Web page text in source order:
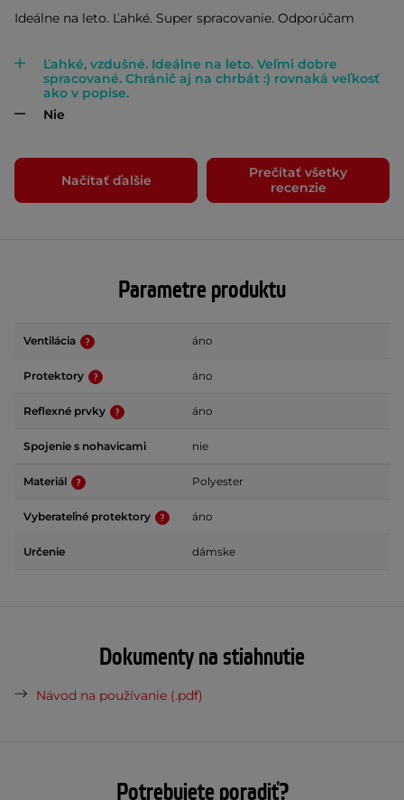
Ideálne na leto. Ľahké. Super spracovanie. Odporúčam
Ľahké, vzdušné. Ideálne na leto. Veľmi dobre
spracované. Chránič aj na chrbát :) rovnaká veľkosť
ako v popise.
Nie
Načítať ďalšie
Prečítať všetky
recenzie
Parametre produktu
Ventilácia áno
Protektory áno
Reflexné prvky áno
Spojenie s nohavicami nie
Materiál Polyester
Vyberateľné protektory áno
Určenie dámske
Dokumenty na stiahnutie
Návod na používanie (.pdf)
Potrebujete poradiť?